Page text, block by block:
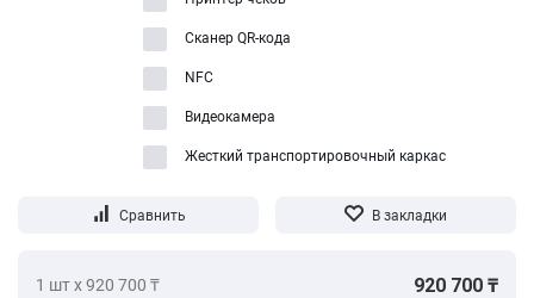
Сканер QR-кода
NFC
Видеокамера
Жесткий транспортировочный каркас
1 шт х 920 700 ₸ 920 700 ₸